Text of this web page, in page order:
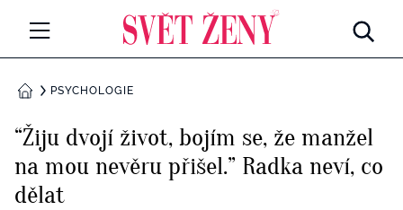
CELEBRITY
Všechny kategorie
Rozhovory
RETROHUBKY
DOMŮPSYCHOLOGIE
“Žiju dvojí život, bojím se, že manžel
na mou nevěru přišel.” Radka neví, co
dělat